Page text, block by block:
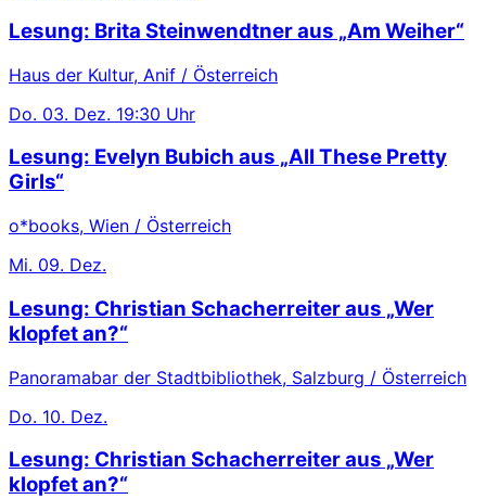
Lesung: Brita Steinwendtner aus „Am Weiher“
Haus der Kultur, Anif / Österreich
Do. 03. Dez. 19:30 Uhr
Lesung: Evelyn Bubich aus „All These Pretty
Girls“
o*books, Wien / Österreich
Mi. 09. Dez.
Lesung: Christian Schacherreiter aus „Wer
klopfet an?“
Panoramabar der Stadtbibliothek, Salzburg / Österreich
Do. 10. Dez.
Lesung: Christian Schacherreiter aus „Wer
klopfet an?“